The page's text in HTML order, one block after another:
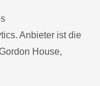
Anbieter ist die
House,